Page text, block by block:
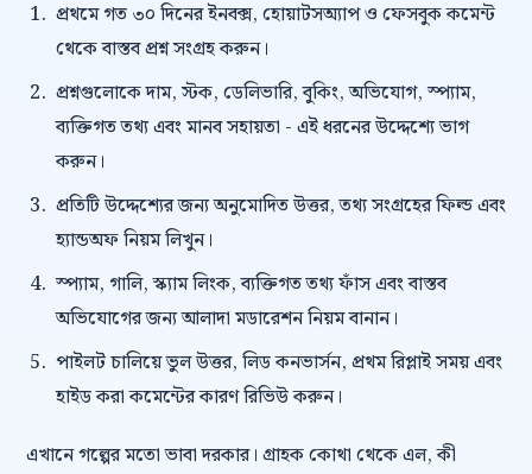
প্রথমে গত ৩০ দিনের ইনবক্স, হোয়াটসঅ্যাপ ও ফেসবুক কমেন্ট
থেকে বাস্তব প্রশ্ন সংগ্রহ করুন।
প্রশ্নগুলোকে দাম, স্টক, ডেলিভারি, বুকিং, অভিযোগ, স্প্যাম,
ব্যক্তিগত তথ্য এবং মানব সহায়তা - এই ধরনের উদ্দেশ্যে ভাগ
করুন।
প্রতিটি উদ্দেশ্যের জন্য অনুমোদিত উত্তর, তথ্য সংগ্রহের ফিল্ড এবং
হ্যান্ডঅফ নিয়ম লিখুন।
স্প্যাম, গালি, স্ক্যাম লিংক, ব্যক্তিগত তথ্য ফাঁস এবং বাস্তব
অভিযোগের জন্য আলাদা মডারেশন নিয়ম বানান।
পাইলট চালিয়ে ভুল উত্তর, লিড কনভার্সন, প্রথম রিপ্লাই সময় এবং
হাইড করা কমেন্টের কারণ রিভিউ করুন।
এখানে গল্পের মতো ভাবা দরকার। গ্রাহক কোথা থেকে এল, কী